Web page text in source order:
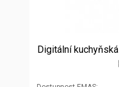
Digitální